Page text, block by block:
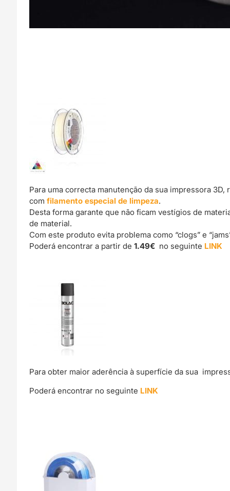
Para uma correcta manutenção da sua impressora
com filamento especial de limpeza.
Desta forma garante que não ficam vestígios de
de material.
Com este produto evita problema como “clogs” e
Poderá encontrar a partir de1.49€ no seguinte LINK
Para obter maior aderência à superfície da sua
Poderá encontrar no seguinte LINK